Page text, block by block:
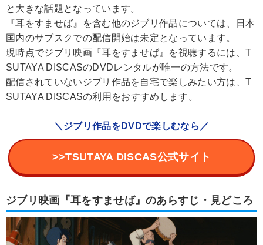
と大きな話題となっています。
『耳をすませば』を含む他のジブリ作品については、日本
国内のサブスクでの配信開始は未定となっています。
現時点でジブリ映画『耳をすませば』を視聴するには、T
SUTAYA DISCASのDVDレンタルが唯一の方法です。
配信されていないジブリ作品を自宅で楽しみたい方は、T
SUTAYA DISCASの利用をおすすめします。
＼ジブリ作品をDVDで楽しむなら／
>>TSUTAYA DISCAS公式サイト
ジブリ映画『耳をすませば』のあらすじ・見どころ